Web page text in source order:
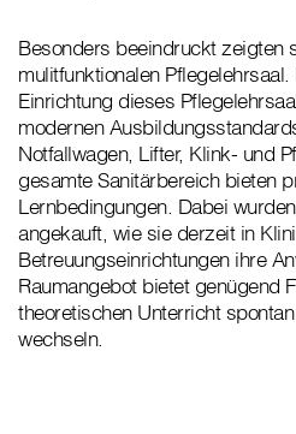
Besonders beeindruckt zeigten
mulitfunktionalen
Einrichtung dieses
modernen
Notfallwagen, Lifter, Klink- und
gesamte Sanitärbereich bieten
Lernbedingungen. Dabei
angekauft, wie sie derzeit in
Betreuungs­einrichtungen ihre
Raumangebot bietet genügend
theoretischen Unterricht
wechseln.